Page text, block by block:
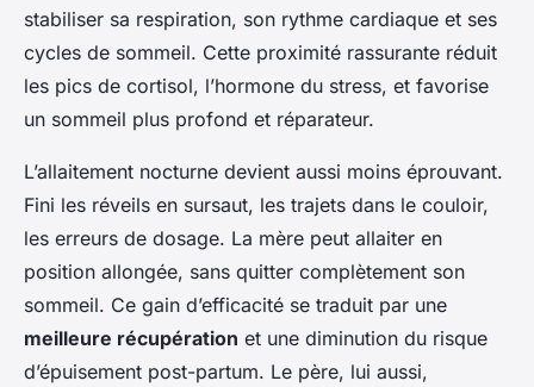
stabiliser sa respiration, son rythme cardiaque et ses
cycles de sommeil. Cette proximité rassurante réduit
les pics de cortisol, l’hormone du stress, et favorise
un sommeil plus profond et réparateur.
L’allaitement nocturne devient aussi moins éprouvant.
Fini les réveils en sursaut, les trajets dans le couloir,
les erreurs de dosage. La mère peut allaiter en
position allongée, sans quitter complètement son
sommeil. Ce gain d’efficacité se traduit par une
meilleure récupération et une diminution du risque
d’épuisement post-partum. Le père, lui aussi,